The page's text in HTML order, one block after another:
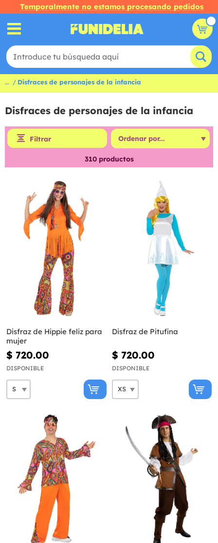
Temporalmente no estamos procesando pedidos
... Disfraces de personajes de la infancia
Disfraces de personajes de la infancia
Filtrar
310productos
Disfraz de Hippie feliz para
mujer
$ 720.00
DISPONIBLE
Disfraz de Pitufina
$ 720.00
DISPONIBLE